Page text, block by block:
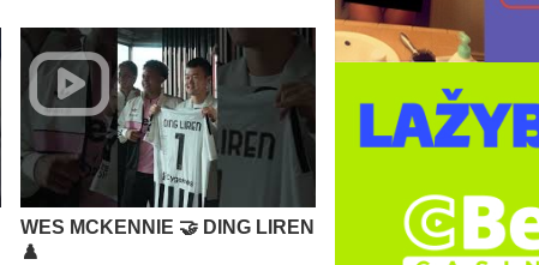
WES MCKENNIE 🤝 DING LIREN
♟️